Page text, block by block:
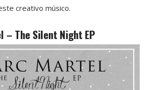
creativo músico.
– The Silent Night EP